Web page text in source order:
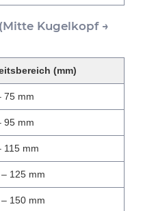
Kugelkopf →
(mm)
75 mm
95 mm
115 mm
125 mm
150 mm